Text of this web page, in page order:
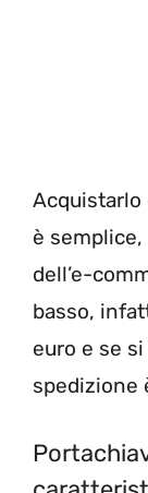
è
dell’e-
basso,
euro e se
spedizione